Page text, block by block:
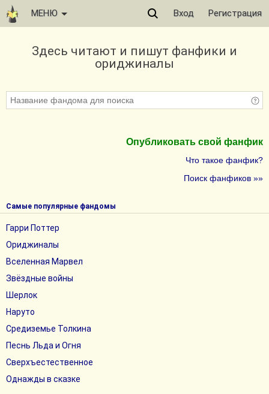
МЕНЮ Вход Регистрация
Здесь читают и пишут фанфики и
ориджиналы
Опубликовать свой фанфик
Что такое фанфик?
Поиск фанфиков »»
Самые популярные фандомы
Гарри Поттер
Ориджиналы
Вселенная Марвел
Звёздные войны
Шерлок
Наруто
Средиземье Толкина
Песнь Льда и Огня
Сверхъестественное
Однажды в сказке